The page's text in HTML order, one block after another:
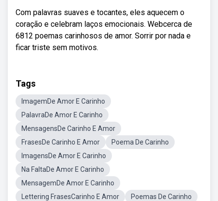
Com palavras suaves e tocantes, eles aquecem o
coração e celebram laços emocionais. Webcerca de
6812 poemas carinhosos de amor. Sorrir por nada e
ficar triste sem motivos.
Tags
ImagemDe Amor E Carinho
PalavraDe Amor E Carinho
MensagensDe Carinho E Amor
FrasesDe Carinho E Amor
Poema De Carinho
ImagensDe Amor E Carinho
Na FaltaDe Amor E Carinho
MensagemDe Amor E Carinho
Lettering FrasesCarinho E Amor
Poemas De Carinho